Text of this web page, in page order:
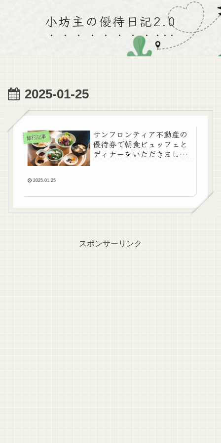
小坊主の優待日記2.0
2025-01-25
旅行記事
サンフロンティア不動産の
優待券で朝食ビュッフェと
ディナーをいただきました
2025.01.25
スポンサーリンク